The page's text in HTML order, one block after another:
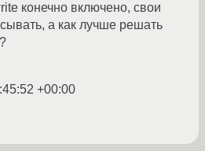
конечно включено, свои
а как лучше решать
+00:00